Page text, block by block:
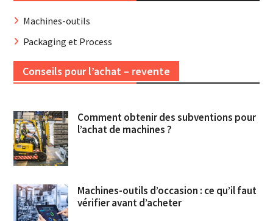
Machines-outils
Packaging et Process
Conseils pour l’achat – revente
Comment obtenir des subventions pour
l’achat de machines ?
Machines-outils d’occasion : ce qu’il faut
vérifier avant d’acheter